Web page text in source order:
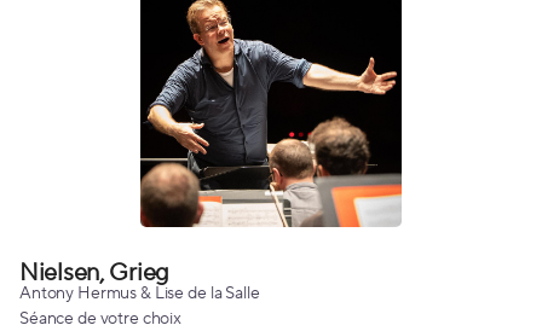
Nielsen, Grieg
Antony Hermus & Lise de la Salle
Séance de votre choix